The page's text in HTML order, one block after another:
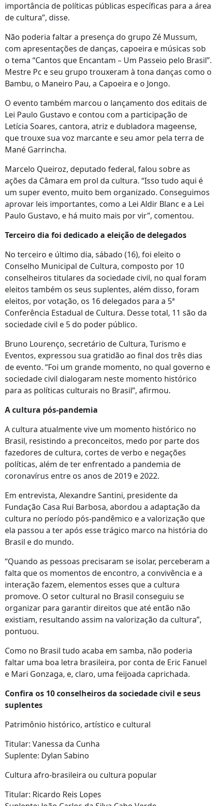
importância de políticas públicas específicas para a área
de cultura”, disse.
Não poderia faltar a presença do grupo Zé Mussum,
com apresentações de danças, capoeira e músicas sob
o tema “Cantos que Encantam – Um Passeio pelo Brasil”.
Mestre Pc e seu grupo trouxeram à tona danças como o
Bambu, o Maneiro Pau, a Capoeira e o Jongo.
O evento também marcou o lançamento dos editais de
Lei Paulo Gustavo e contou com a participação de
Letícia Soares, cantora, atriz e dubladora mageense,
que trouxe sua voz marcante e seu amor pela terra de
Mané Garrincha.
Marcelo Queiroz, deputado federal, falou sobre as
ações da Câmara em prol da cultura. “Isso tudo aqui é
um super evento, muito bem organizado. Conseguimos
aprovar leis importantes, como a Lei Aldir Blanc e a Lei
Paulo Gustavo, e há muito mais por vir”, comentou.
Terceiro dia foi dedicado a eleição de delegados
No terceiro e último dia, sábado (16), foi eleito o
Conselho Municipal de Cultura, composto por 10
conselheiros titulares da sociedade civil, no qual foram
eleitos também os seus suplentes, além disso, foram
eleitos, por votação, os 16 delegados para a 5ª
Conferência Estadual de Cultura. Desse total, 11 são da
sociedade civil e 5 do poder público.
Bruno Lourenço, secretário de Cultura, Turismo e
Eventos, expressou sua gratidão ao final dos três dias
de evento. “Foi um grande momento, no qual governo e
sociedade civil dialogaram neste momento histórico
para as políticas culturais no Brasil”, afirmou.
A cultura pós-pandemia
A cultura atualmente vive um momento histórico no
Brasil, resistindo a preconceitos, medo por parte dos
fazedores de cultura, cortes de verbo e negações
políticas, além de ter enfrentado a pandemia de
coronavírus entre os anos de 2019 e 2022.
Em entrevista, Alexandre Santini, presidente da
Fundação Casa Rui Barbosa, abordou a adaptação da
cultura no período pós-pandêmico e a valorização que
ela passou a ter após esse trágico marco na história do
Brasil e do mundo.
“Quando as pessoas precisaram se isolar, perceberam a
falta que os momentos de encontro, a convivência e a
interação fazem, elementos esses que a cultura
promove. O setor cultural no Brasil conseguiu se
organizar para garantir direitos que até então não
existiam, resultando assim na valorização da cultura”,
pontuou.
Como no Brasil tudo acaba em samba, não poderia
faltar uma boa letra brasileira, por conta de Eric Fanuel
e Mari Gonzaga, e, claro, uma feijoada caprichada.
Confira os 10 conselheiros da sociedade civil e seus
suplentes
Patrimônio histórico, artístico e cultural
Titular: Vanessa da Cunha
Suplente: Dylan Sabino
Cultura afro-brasileira ou cultura popular
Titular: Ricardo Reis Lopes